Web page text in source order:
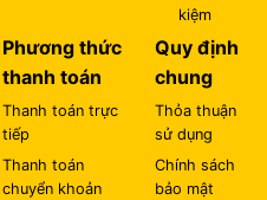
kiệm
Phương thức
thanh toán
Thanh toán trực
tiếp
Thanh toán
chuyển khoản
Quy định
chung
Thỏa thuận
sử dụng
Chính sách
bảo mật